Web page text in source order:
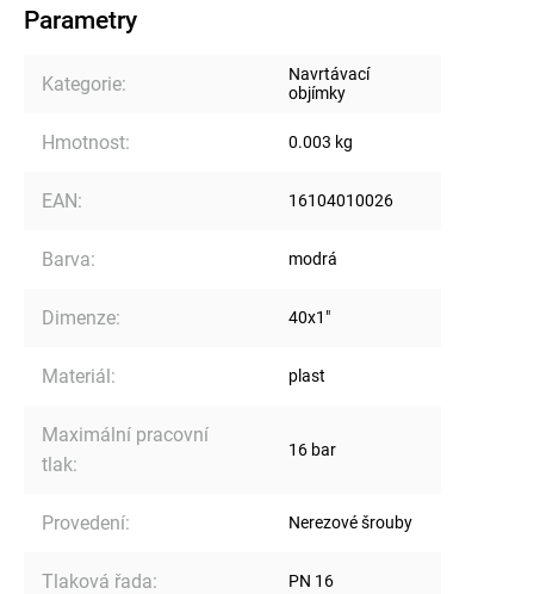
Parametry
Kategorie:
Navrtávací
objímky
Hmotnost: 0.003 kg
EAN: 16104010026
Barva: modrá
Dimenze: 40x1"
Materiál: plast
Maximální pracovní
tlak:
16 bar
Provedení: Nerezové šrouby
Tlaková řada: PN 16